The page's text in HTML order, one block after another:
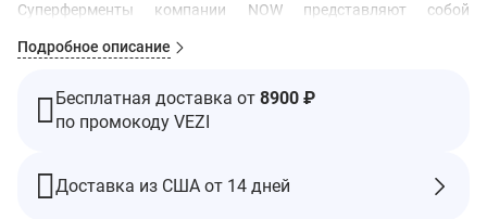
Суперферменты компании NOW представляют собой
здоровое пищеварение. В состав входит бромелаин, желчь
Суперферменты помогают оптимизировать расщепление
жиров, углеводов и белка.
Рекомендации по применению
Ингредиенты
Подробное описание
Бесплатная доставка от 8900 ₽
по промокоду VEZI
Доставка из США от 14 дней